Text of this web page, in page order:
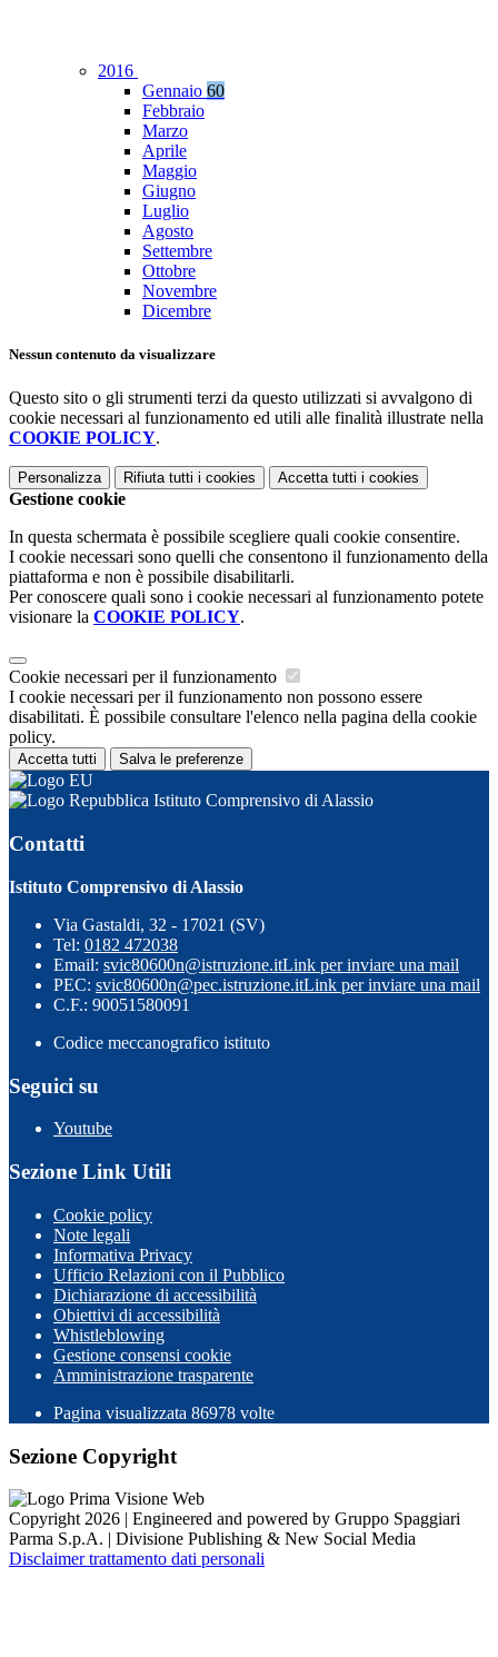
2016
Gennaio 60
Febbraio
Marzo
Aprile
Maggio
Giugno
Luglio
Agosto
Settembre
Ottobre
Novembre
Dicembre
Nessun contenuto da visualizzare
Questo sito o gli strumenti terzi da questo utilizzati si avvalgono di
cookie necessari al funzionamento ed utili alle finalità illustrate nella
COOKIE POLICY.
Personalizza Rifiuta tutti i cookies Accetta tutti i cookies
Gestione cookie
In questa schermata è possibile scegliere quali cookie consentire.
I cookie necessari sono quelli che consentono il funzionamento della
piattaforma e non è possibile disabilitarli.
Per conoscere quali sono i cookie necessari al funzionamento potete
visionare la COOKIE POLICY.
Cookie necessari per il funzionamento
I cookie necessari per il funzionamento non possono essere
disabilitati. È possibile consultare l'elenco nella pagina della cookie
policy.
Accetta tutti Salva le preferenze
Istituto Comprensivo di Alassio
Contatti
Istituto Comprensivo di Alassio
Via Gastaldi, 32 - 17021 (SV)
Tel: 0182 472038
Email: svic80600n@istruzione.itLink per inviare una mail
PEC: svic80600n@pec.istruzione.itLink per inviare una mail
C.F.: 90051580091
Codice meccanografico istituto
Seguici su
Youtube
Sezione Link Utili
Cookie policy
Note legali
Informativa Privacy
Ufficio Relazioni con il Pubblico
Dichiarazione di accessibilità
Obiettivi di accessibilità
Whistleblowing
Gestione consensi cookie
Amministrazione trasparente
Pagina visualizzata 86978 volte
Sezione Copyright
Copyright 2026 | Engineered and powered by Gruppo Spaggiari
Parma S.p.A. | Divisione Publishing & New Social Media
Disclaimer trattamento dati personali